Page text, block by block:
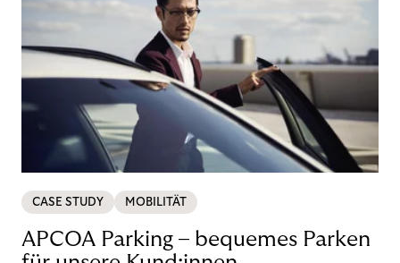
CASE STUDY MOBILITÄT
APCOA Parking – bequemes Parken